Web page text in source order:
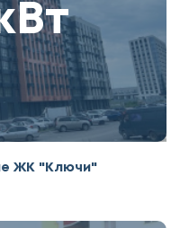
ЖК "Ключи"